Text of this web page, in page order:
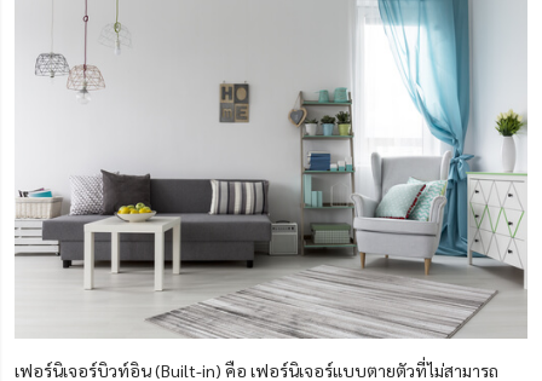
เฟอร์นิเจอร์บิวท์อิน (Built-in) คือ เฟอร์นิเจอร์แบบตายตัวที่ไม่สามารถ